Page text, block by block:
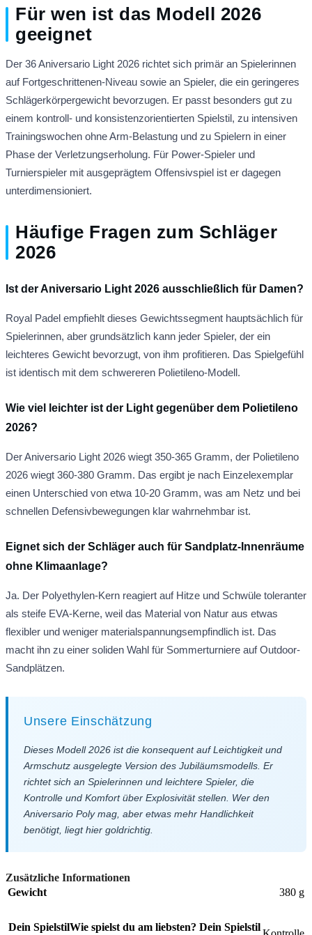
Für wen ist das Modell 2026
geeignet
Der 36 Aniversario Light 2026 richtet sich primär an Spielerinnen
auf Fortgeschrittenen-Niveau sowie an Spieler, die ein geringeres
Schlägerkörpergewicht bevorzugen. Er passt besonders gut zu
einem kontroll- und konsistenzorientierten Spielstil, zu intensiven
Trainingswochen ohne Arm-Belastung und zu Spielern in einer
Phase der Verletzungserholung. Für Power-Spieler und
Turnierspieler mit ausgeprägtem Offensivspiel ist er dagegen
unterdimensioniert.
Häufige Fragen zum Schläger
2026
Ist der Aniversario Light 2026 ausschließlich für Damen?
Royal Padel empfiehlt dieses Gewichtssegment hauptsächlich für
Spielerinnen, aber grundsätzlich kann jeder Spieler, der ein
leichteres Gewicht bevorzugt, von ihm profitieren. Das Spielgefühl
ist identisch mit dem schwereren Polietileno-Modell.
Wie viel leichter ist der Light gegenüber dem Polietileno
2026?
Der Aniversario Light 2026 wiegt 350-365 Gramm, der Polietileno
2026 wiegt 360-380 Gramm. Das ergibt je nach Einzelexemplar
einen Unterschied von etwa 10-20 Gramm, was am Netz und bei
schnellen Defensivbewegungen klar wahrnehmbar ist.
Eignet sich der Schläger auch für Sandplatz-Innenräume
ohne Klimaanlage?
Ja. Der Polyethylen-Kern reagiert auf Hitze und Schwüle toleranter
als steife EVA-Kerne, weil das Material von Natur aus etwas
flexibler und weniger materialspannungsempfindlich ist. Das
macht ihn zu einer soliden Wahl für Sommerturniere auf Outdoor-
Sandplätzen.
Unsere Einschätzung
Dieses Modell 2026 ist die konsequent auf Leichtigkeit und
Armschutz ausgelegte Version des Jubiläumsmodells. Er
richtet sich an Spielerinnen und leichtere Spieler, die
Kontrolle und Komfort über Explosivität stellen. Wer den
Aniversario Poly mag, aber etwas mehr Handlichkeit
benötigt, liegt hier goldrichtig.
Zusätzliche Informationen
Gewicht
380 g
Dein SpielstilWie spielst du am liebsten? Dein Spielstil